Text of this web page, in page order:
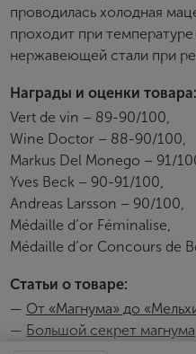
проводилась холодная
проходит при температуре
нержавеющей стали при
Награды и оценки товара:
Vert de vin – 89-90/100,
Wine Doctor – 88-90/100,
Markus Del Monego – 91/
Yves Beck – 90-91/100,
Andreas Larsson – 90/100,
Médaille d’or Féminalise,
Médaille d’or Concours de
Статьи о товаре:
— От «Магнума» до
— Большой секрет магнума